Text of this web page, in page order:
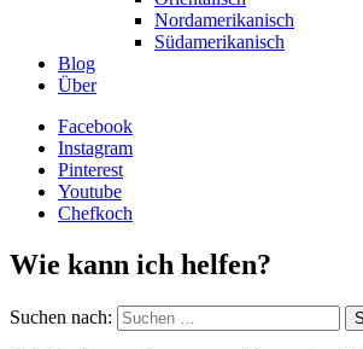
Nordamerikanisch
Südamerikanisch
Blog
Über
Facebook
Instagram
Pinterest
Youtube
Chefkoch
Wie kann ich helfen?
Suchen nach: